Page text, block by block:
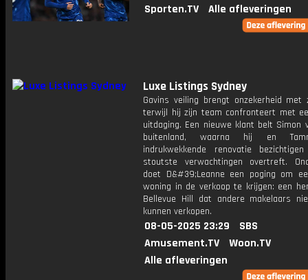
Sporten.TV
Alle afleveringen
Luxe Listings Sydney
Gavins veiling brengt onzekerheid met
terwijl hij zijn team confronteert met
uitdaging. Een nieuwe klant belt Simon
buitenland, waarna hij en
indrukwekkende renovatie
stoutste verwachtingen overtreft.
doet D&#39;Leanne een poging om
woning in de verkoop te krijgen: een
Bellevue Hill dat andere makelaars
kunnen verkopen.
08-05-2025 23:29
SBS
Amusement.TV
Woon.TV
Alle afleveringen